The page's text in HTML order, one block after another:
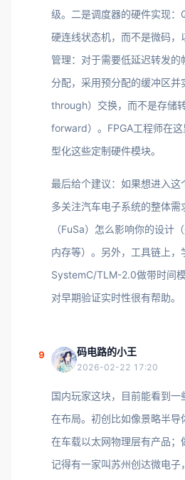
级。二是调度器的硬件实现
硬连线状态机，而不是微码，
管理：对于需要低延迟转发的
分配，采用预分配的缓冲区
through）交换，而不是存储
forward）。FPGA工程师在
型化这些定制硬件模块。
最后给个建议：如果想进入这
多关注汽车电子系统的整体需
（FuSa）怎么影响你的设计
内存等）。另外，工具链上，
SystemC/TLM-2.0做带时间
对早期验证实时性很有帮助。
9 码电路的小王
2026-02-22 17:20
国内玩家这块，目前能看到一
在布局。初创比如像景略半导
在车载以太网物理层有产品
记得有一家叫苏州创达微电子